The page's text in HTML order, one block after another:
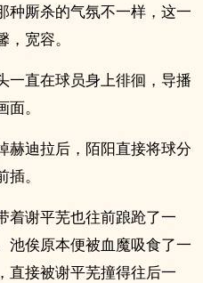
种厮杀的气氛不一样，这一
宽容。
一直在球员身上徘徊，导播
。
赫迪拉后，陌阳直接将球分
。
着谢平芜也往前踉跄了一
池俟原本便被血魔吸食了一
直接被谢平芜撞得往后一